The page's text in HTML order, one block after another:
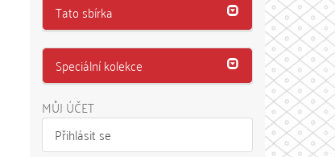
Tato sbírka
Speciální kolekce
MŮJ ÚČET
Přihlásit se